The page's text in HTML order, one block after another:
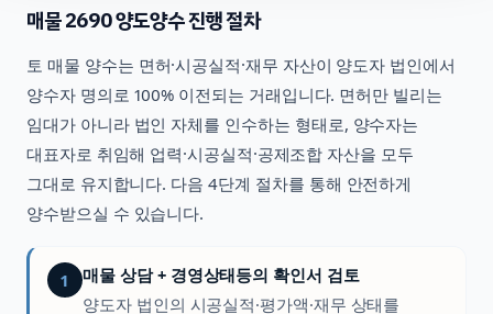
매물2690양도양수 진행 절차
토 매물 양수는 면허·시공실적·재무 자산이 양도자 법인에서
양수자 명의로 100% 이전되는 거래입니다. 면허만 빌리는
임대가 아니라 법인 자체를 인수하는 형태로, 양수자는
대표자로 취임해 업력·시공실적·공제조합 자산을 모두
그대로 유지합니다. 다음 4단계 절차를 통해 안전하게
양수받으실 수 있습니다.
1
매물 상담 + 경영상태등의 확인서 검토
양도자 법인의 시공실적·평가액·재무 상태를